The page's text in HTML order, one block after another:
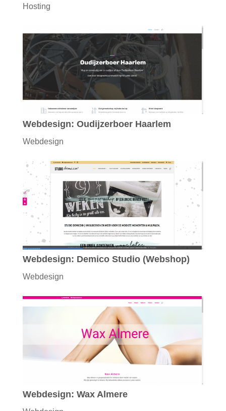
Hosting
Webdesign: Oudijzerboer Haarlem
Webdesign
Webdesign: Demico Studio (Webshop)
Webdesign
Webdesign: Wax Almere